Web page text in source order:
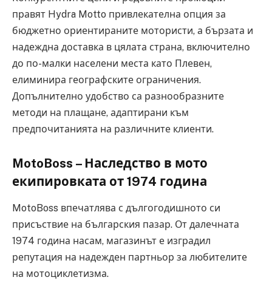
правят Hydra Motto привлекателна опция за
бюджетно ориентираните мотористи, а бързата и
надеждна доставка в цялата страна, включително
до по-малки населени места като Плевен,
елиминира географските ограничения.
Допълнително удобство са разнообразните
методи на плащане, адаптирани към
предпочитанията на различните клиенти.
MotoBoss – Наследство в мото
екипировката от 1974 година
MotoBoss впечатлява с дългогодишното си
присъствие на българския пазар. От далечната
1974 година насам, магазинът е изградил
репутация на надежден партньор за любителите
на мотоциклетизма.